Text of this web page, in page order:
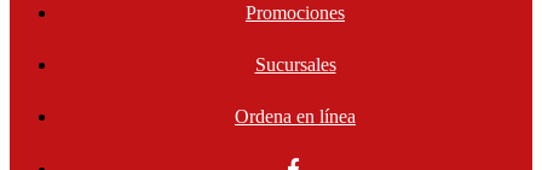
Promociones
Sucursales
Ordena en línea